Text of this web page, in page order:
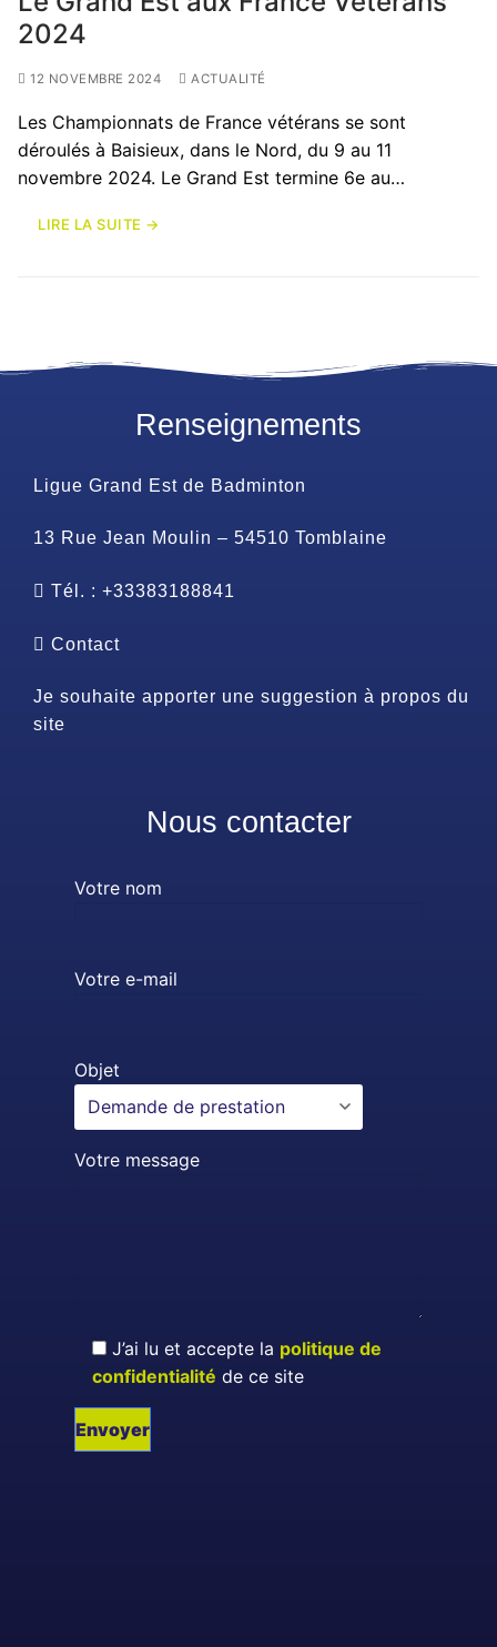
2024
12 NOVEMBRE 2024 ACTUALITÉ
Les Championnats de France vétérans se sont
déroulés à Baisieux, dans le Nord, du 9 au 11
novembre 2024. Le Grand Est termine 6e au…
LIRE LA SUITE →
Renseignements
Ligue Grand Est de Badminton
13 Rue Jean Moulin – 54510 Tomblaine
Tél. : +33383188841
Contact
Je souhaite apporter une suggestion à propos du
site
Nous contacter
Votre nom
Votre e-mail
Objet
Votre message
J’ai lu et accepte la politique de
confidentialité de ce site